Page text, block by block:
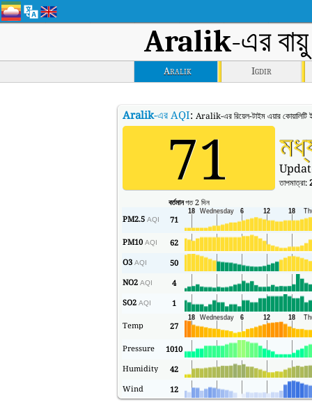
Aralik-এর
Aralik Igdir
Aralik-এর AQI: Aralik-এর রিয়েল-টাইম এয়ার
71 তাপমাত্রা:
বর্তমানগত 2 দিন
PM2.5 AQI 71
PM10 AQI
62
O3 AQI
50
NO2 AQI
4
SO2 AQI 1
Temp 27
Pressure
1010
Humidity
42
Wind
12